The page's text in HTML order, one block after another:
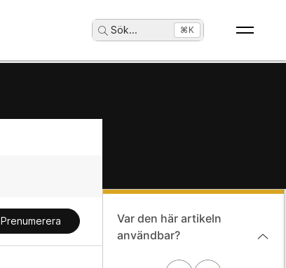
Sök... ⌘K
Prenumerera
Var den här artikeln
användbar?